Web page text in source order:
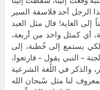
الرجل أحد فلاسفة السير
الغاية! قال مثل العبد
أي كمثل واحد من أربعة،
يستمع إلى خُطبة، إلى
– النبي يقول – فارتعوا،
والذكر في اللُغة الشرعية
لنا مثل سُبحان الله